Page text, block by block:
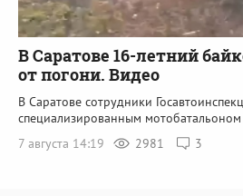
В Саратове 16-летний
от погони. Видео
В Саратове сотрудники
специализированным
7 августа 14:19
2981 3